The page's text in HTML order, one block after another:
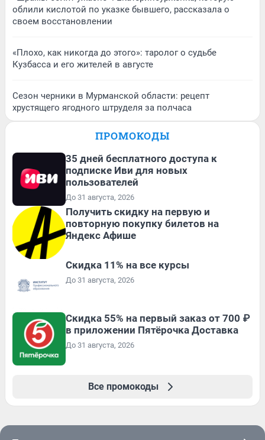
облили кислотой по указке бывшего, рассказала о
своем восстановлении
«Плохо, как никогда до этого»: таролог о судьбе
Кузбасса и его жителей в августе
Сезон черники в Мурманской области: рецепт
хрустящего ягодного штруделя за полчаса
ПРОМОКОДЫ
35 дней бесплатного доступа к
подписке Иви для новых
пользователей
До 31 августа, 2026
Получить скидку на первую и
повторную покупку билетов на
Яндекс Афише
Скидка 11% на все курсы
До 31 августа, 2026
Скидка 55% на первый заказ от 700 ₽
в приложении Пятёрочка Доставка
До 31 августа, 2026
Все промокоды